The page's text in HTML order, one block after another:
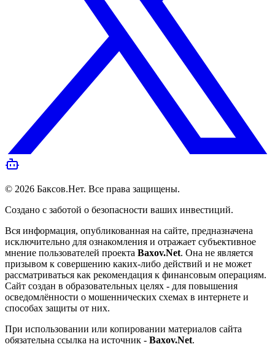
© 2026 Баксов.Нет. Все права защищены.
Создано с заботой о безопасности ваших инвестиций.
Вся информация, опубликованная на сайте, предназначена
исключительно для ознакомления и отражает субъективное
мнение пользователей проекта Baxov.Net. Она не является
призывом к совершению каких-либо действий и не может
рассматриваться как рекомендация к финансовым операциям.
Сайт создан в образовательных целях - для повышения
осведомлённости о мошеннических схемах в интернете и
способах защиты от них.
При использовании или копировании материалов сайта
обязательна ссылка на источник - Baxov.Net.